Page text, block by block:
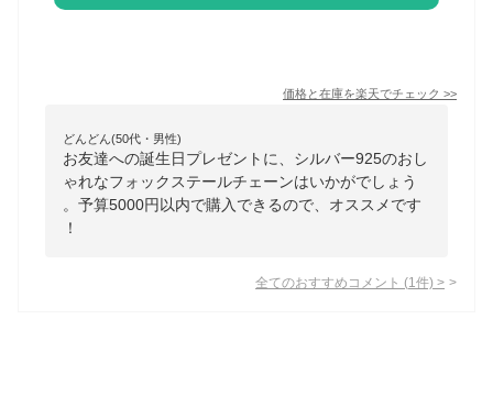
価格と在庫を楽天でチェック >>
どんどん(50代・男性)
お友達への誕生日プレゼントに、シルバー925のおし
ゃれなフォックステールチェーンはいかがでしょう
。予算5000円以内で購入できるので、オススメです
！
全てのおすすめコメント (1 件) >